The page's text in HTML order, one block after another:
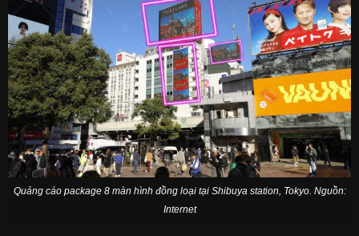
Quảng cáo package 8 màn hình đồng loại tại Shibuya station, Tokyo. Nguồn:
Internet